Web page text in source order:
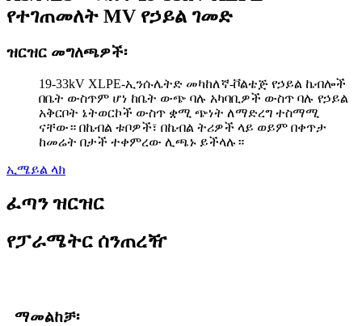
የተገጠመለት MV የኃይል ገመድ
ዝርዝር መግለጫዎች፡
19-33kV XLPE-ኢንሱሌትድ መካከለኛ-ቮልቴጅ የኃይል ኬብሎች
በቤት ውስጥም ሆነ ከቤት ውጭ ባሉ አካባቢዎች ውስጥ ባሉ የኃይል
አቅርቦት ኔትወርኮች ውስጥ ቋሚ ጭነት ለማድረግ ተስማሚ
ናቸው። በኬብል ቱቦዎች፣ በኬብል ትሪዎች ላይ ወይም በቀጥታ
ከመሬት በታች ተቀምረው ሊጫኑ ይችላሉ።
ኢሜይል ላክ
ፈጣን ዝርዝር
የፓራሜትር ሰንጠረዥ
ማመልከቻ፡